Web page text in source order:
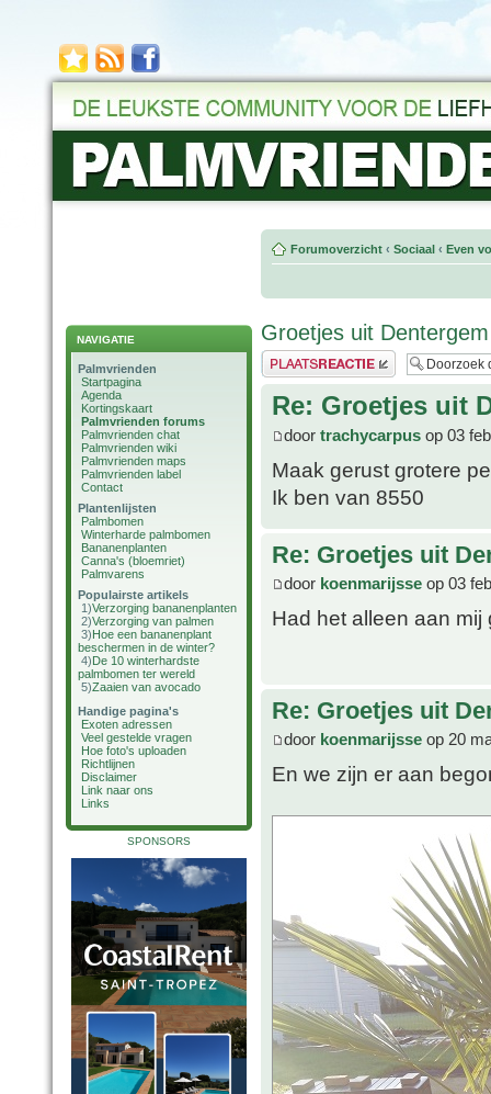
NAVIGATIE
Palmvrienden
Startpagina
Agenda
Kortingskaart
Palmvrienden forums
Palmvrienden chat
Palmvrienden wiki
Palmvrienden maps
Palmvrienden label
Contact
Plantenlijsten
Palmbomen
Winterharde palmbomen
Bananenplanten
Canna's (bloemriet)
Palmvarens
Populairste artikels
1)Verzorging bananenplanten
2)Verzorging van palmen
3)Hoe een bananenplant
beschermen in de winter?
4)De 10 winterhardste
palmbomen ter wereld
5)Zaaien van avocado
Handige pagina's
Exoten adressen
Veel gestelde vragen
Hoe foto's uploaden
Richtlijnen
Disclaimer
Link naar ons
Links
SPONSORS
Forumoverzicht ‹ Sociaal ‹ Even
Groetjes uit Dentergem
Plaats een reactie
Re: Groetjes uit
door trachycarpus op 03
Maak gerust grotere
Ik ben van 8550
Re: Groetjes uit
door koenmarijsse op 03
Had het alleen aan
Re: Groetjes uit
door koenmarijsse op 20
En we zijn er aan